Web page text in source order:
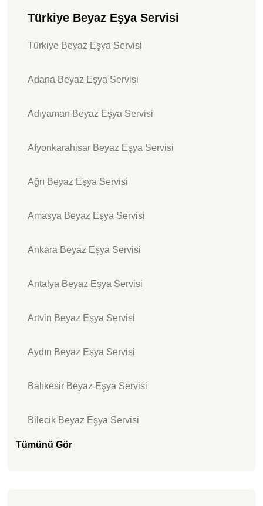
Türkiye Beyaz Eşya Servisi
Türkiye Beyaz Eşya Servisi
Adana Beyaz Eşya Servisi
Adıyaman Beyaz Eşya Servisi
Afyonkarahisar Beyaz Eşya Servisi
Ağrı Beyaz Eşya Servisi
Amasya Beyaz Eşya Servisi
Ankara Beyaz Eşya Servisi
Antalya Beyaz Eşya Servisi
Artvin Beyaz Eşya Servisi
Aydın Beyaz Eşya Servisi
Balıkesir Beyaz Eşya Servisi
Bilecik Beyaz Eşya Servisi
Tümünü Gör